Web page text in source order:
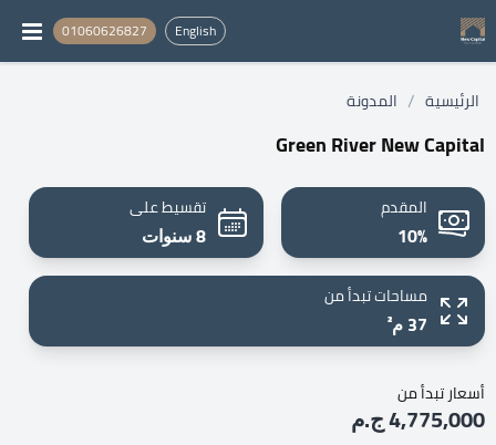
English
01060626827
الرئيسية / المدونة
Green River New Capital
المقدم
10%
تقسيط على
8 سنوات
مساحات تبدأ من
37 م²
أسعار تبدأ من
4,775,000 ج.م